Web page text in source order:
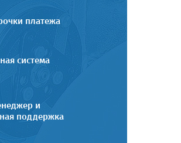
платежа
система
и
поддержка